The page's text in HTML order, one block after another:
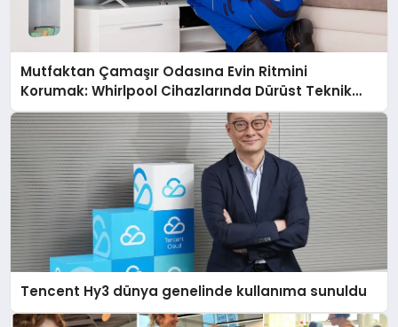
Mutfaktan Çamaşır Odasına Evin Ritmini
Korumak: Whirlpool Cihazlarında Dürüst Teknik
Destek Deneyimi
Tencent Hy3 dünya genelinde kullanıma sunuldu